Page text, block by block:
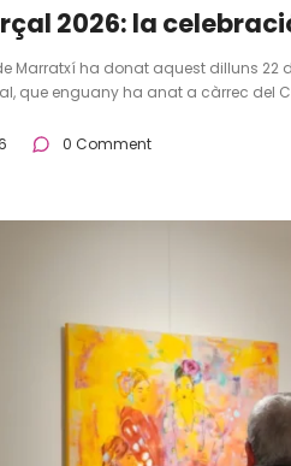
2026: la
Marratxí ha donat aquest dilluns
que enguany ha anat a càrrec del
0 Comment